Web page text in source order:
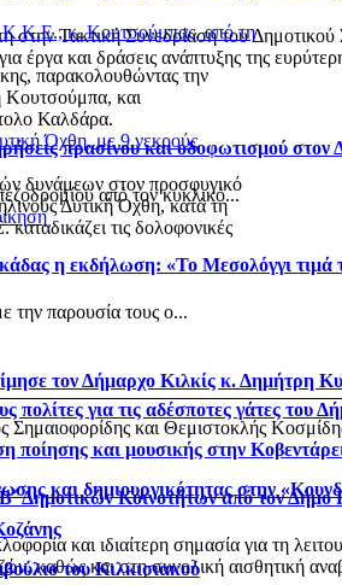
στην Τακτική Συνεδρίαση του
έργα και δράσεις ανάπτυξης της
πρασίνου και οδοφωτισμού
από τον κυκλικό...
η εκδήλωση: «Το Μεσολόγγι τιμά
την παρουσία τους ο...
τον Δήμαρχο Κιλκίς κ. Δημήτρη
Σημαιοφορίδης και Θεμιστοκλής
Δημοτικών Κοινοτήτων από τον Δήμο
και ιδιαίτερη σημασία για τη
καθώς και στη συνολική αισθητική
Κ.Κ.Ε., κ. Κουτσούμπας, από τη
παρακολουθώντας την
Κουτσούμπα, και
Καλδάρα.
Όχθη, με 9 νεκρούς
δυνάμεων στον προσφυγικό
Δυτική Όχθη, κατά τη
τις δολοφονικές
για τις αδέσποτες γάτες του
και μουσικής στην
και δημιουργικότητας στην
του Κιλκισιακού